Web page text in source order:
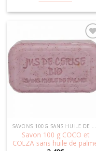
plusieurs
variations.
Les
options
peuvent
être
page
du
à la
wishlist
SAVONS 100G SANS HUILE DE PALME
Savon 100 g COCO et
COLZA sans huile de